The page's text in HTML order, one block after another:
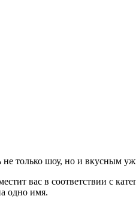
не только шоу, но и вкусным
вас в соответствии с
одно имя.